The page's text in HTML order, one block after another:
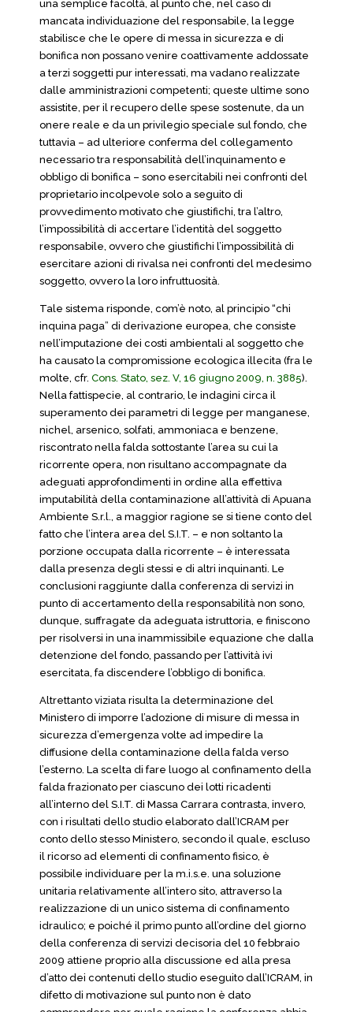
una semplice facoltà, al punto che, nel caso di
mancata individuazione del responsabile, la legge
stabilisce che le opere di messa in sicurezza e di
bonifica non possano venire coattivamente addossate
a terzi soggetti pur interessati, ma vadano realizzate
dalle amministrazioni competenti; queste ultime sono
assistite, per il recupero delle spese sostenute, da un
onere reale e da un privilegio speciale sul fondo, che
tuttavia – ad ulteriore conferma del collegamento
necessario tra responsabilità dell’inquinamento e
obbligo di bonifica – sono esercitabili nei confronti del
proprietario incolpevole solo a seguito di
provvedimento motivato che giustifichi, tra l’altro,
l’impossibilità di accertare l’identità del soggetto
responsabile, ovvero che giustifichi l’impossibilità di
esercitare azioni di rivalsa nei confronti del medesimo
soggetto, ovvero la loro infruttuosità.
Tale sistema risponde, com’è noto, al principio “chi
inquina paga” di derivazione europea, che consiste
nell’imputazione dei costi ambientali al soggetto che
ha causato la compromissione ecologica illecita (fra le
molte, cfr. Cons. Stato, sez. V, 16 giugno 2009, n. 3885).
Nella fattispecie, al contrario, le indagini circa il
superamento dei parametri di legge per manganese,
nichel, arsenico, solfati, ammoniaca e benzene,
riscontrato nella falda sottostante l’area su cui la
ricorrente opera, non risultano accompagnate da
adeguati approfondimenti in ordine alla effettiva
imputabilità della contaminazione all’attività di Apuana
Ambiente S.r.l., a maggior ragione se si tiene conto del
fatto che l’intera area del S.I.T. – e non soltanto la
porzione occupata dalla ricorrente – è interessata
dalla presenza degli stessi e di altri inquinanti. Le
conclusioni raggiunte dalla conferenza di servizi in
punto di accertamento della responsabilità non sono,
dunque, suffragate da adeguata istruttoria, e finiscono
per risolversi in una inammissibile equazione che dalla
detenzione del fondo, passando per l’attività ivi
esercitata, fa discendere l’obbligo di bonifica.
Altrettanto viziata risulta la determinazione del
Ministero di imporre l’adozione di misure di messa in
sicurezza d’emergenza volte ad impedire la
diffusione della contaminazione della falda verso
l’esterno. La scelta di fare luogo al confinamento della
falda frazionato per ciascuno dei lotti ricadenti
all’interno del S.I.T. di Massa Carrara contrasta, invero,
con i risultati dello studio elaborato dall’ICRAM per
conto dello stesso Ministero, secondo il quale, escluso
il ricorso ad elementi di confinamento fisico, è
possibile individuare per la m.i.s.e. una soluzione
unitaria relativamente all’intero sito, attraverso la
realizzazione di un unico sistema di confinamento
idraulico; e poiché il primo punto all’ordine del giorno
della conferenza di servizi decisoria del 10 febbraio
2009 attiene proprio alla discussione ed alla presa
d’atto dei contenuti dello studio eseguito dall’ICRAM, in
difetto di motivazione sul punto non è dato